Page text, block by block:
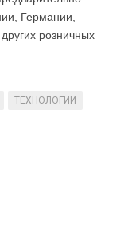
Германии,
розничных
ТЕХНОЛОГИИ